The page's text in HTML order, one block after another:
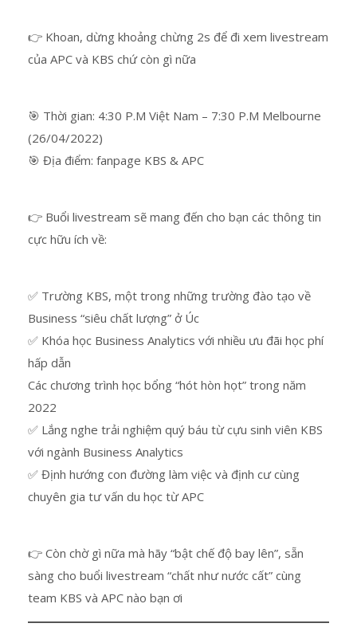
👉 Khoan, dừng khoảng chừng 2s để đi xem livestream
của APC và KBS chứ còn gì nữa
🎯 Thời gian: 4:30 P.M Việt Nam – 7:30 P.M Melbourne
(26/04/2022)
🎯 Địa điểm: fanpage KBS & APC
👉 Buổi livestream sẽ mang đến cho bạn các thông tin
cực hữu ích về:
✅ Trường KBS, một trong những trường đào tạo về
Business “siêu chất lượng” ở Úc
✅ Khóa học Business Analytics với nhiều ưu đãi học phí
hấp dẫn
Các chương trình học bổng “hót hòn họt” trong năm
2022
✅ Lắng nghe trải nghiệm quý báu từ cựu sinh viên KBS
với ngành Business Analytics
✅ Định hướng con đường làm việc và định cư cùng
chuyên gia tư vấn du học từ APC
👉 Còn chờ gì nữa mà hãy “bật chế độ bay lên”, sẵn
sàng cho buổi livestream “chất như nước cất” cùng
team KBS và APC nào bạn ơi